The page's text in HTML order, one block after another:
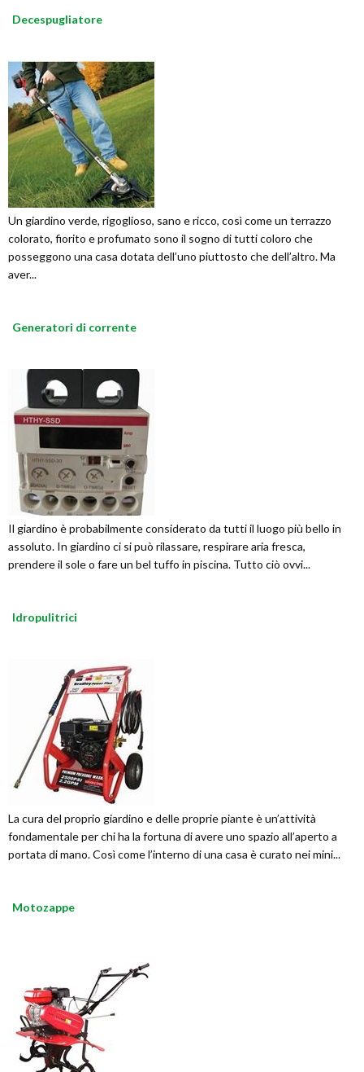
Decespugliatore
Un giardino verde, rigoglioso, sano e ricco, così come un terrazzo
colorato, fiorito e profumato sono il sogno di tutti coloro che
posseggono una casa dotata dell’uno piuttosto che dell’altro. Ma
aver...
Generatori di corrente
Il giardino è probabilmente considerato da tutti il luogo più bello in
assoluto. In giardino ci si può rilassare, respirare aria fresca,
prendere il sole o fare un bel tuffo in piscina. Tutto ciò ovvi...
Idropulitrici
La cura del proprio giardino e delle proprie piante è un’attività
fondamentale per chi ha la fortuna di avere uno spazio all’aperto a
portata di mano. Così come l’interno di una casa è curato nei mini...
Motozappe